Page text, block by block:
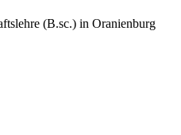
(B.sc.) in Oranienburg